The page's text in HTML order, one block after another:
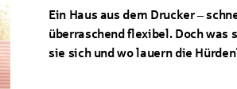
Ein Haus aus dem Drucker –
überraschend flexibel. Doch
sie sich und wo lauern die